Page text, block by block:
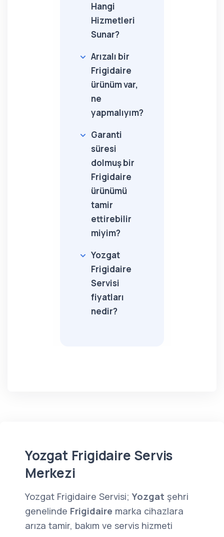
Hangi
Hizmetleri
Sunar?
Arızalı bir
Frigidaire
ürünüm var,
ne
yapmalıyım?
Garanti
süresi
dolmuş bir
Frigidaire
ürünümü
tamir
ettirebilir
miyim?
Yozgat
Frigidaire
Servisi
fiyatları
nedir?
Yozgat Frigidaire Servis
Merkezi
Yozgat Frigidaire Servisi; Yozgat şehri
genelinde Frigidaire marka cihazlara
arıza tamir, bakım ve servis hizmeti